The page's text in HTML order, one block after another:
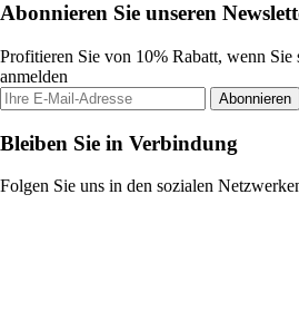
Abonnieren Sie unseren
Profitieren Sie von 10% Rabatt, wenn Sie
anmelden
Abonnieren
Bleiben Sie in Verbindung
Folgen Sie uns in den sozialen